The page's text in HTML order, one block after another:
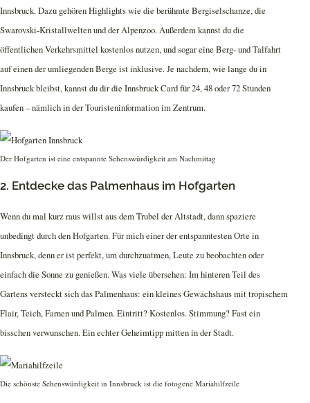
Innsbruck. Dazu gehören Highlights wie die berühmte Bergiselschanze, die
Swarovski-Kristallwelten und der Alpenzoo. Außerdem kannst du die
öffentlichen Verkehrsmittel kostenlos nutzen, und sogar eine Berg- und Talfahrt
auf einen der umliegenden Berge ist inklusive. Je nachdem, wie lange du in
Innsbruck bleibst, kannst du dir die Innsbruck Card für 24, 48 oder 72 Stunden
kaufen – nämlich in der Touristeninformation im Zentrum.
Der Hofgarten ist eine entspannte Sehenswürdigkeit am Nachmittag
2. Entdecke das Palmenhaus im Hofgarten
Wenn du mal kurz raus willst aus dem Trubel der Altstadt, dann spaziere
unbedingt durch den Hofgarten. Für mich einer der entspanntesten Orte in
Innsbruck, denn er ist perfekt, um durchzuatmen, Leute zu beobachten oder
einfach die Sonne zu genießen. Was viele übersehen: Im hinteren Teil des
Gartens versteckt sich das Palmenhaus: ein kleines Gewächshaus mit tropischem
Flair, Teich, Farnen und Palmen. Eintritt? Kostenlos. Stimmung? Fast ein
bisschen verwunschen. Ein echter Geheimtipp mitten in der Stadt.
Die schönste Sehenswürdigkeit in Innsbruck ist die fotogene Mariahilfzeile